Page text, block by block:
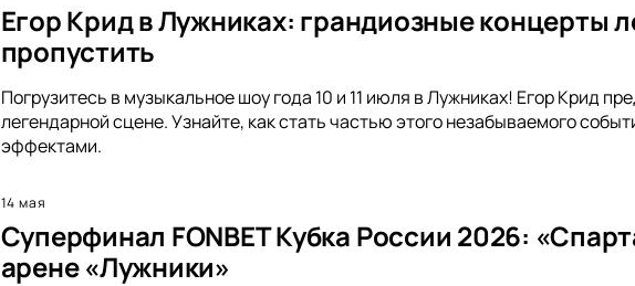
Егор Крид в Лужниках: грандиозные концерты
пропустить
Погрузитесь в музыкальное шоу года 10 и 11 июля в Лужниках! Егор Крид
легендарной сцене. Узнайте, как стать частью этого незабываемого
эффектами.
14 мая
Суперфинал FONBET Кубка России 2026:
арене «Лужники»